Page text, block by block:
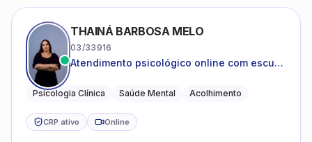
THAINÁ BARBOSA MELO
03/33916
Atendimento psicológico online com escuta
emocional
Psicologia Clínica Saúde Mental Acolhimento
CRP ativo Online